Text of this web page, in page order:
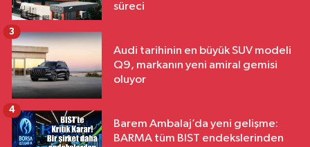
süreci
Audi tarihinin en büyük SUV modeli
Q9, markanın yeni amiral gemisi
oluyor
3
Barem Ambalaj’da yeni gelişme:
BARMA tüm BIST endekslerinden
4